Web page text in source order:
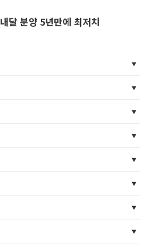
내달 분양 5년만에 최저치